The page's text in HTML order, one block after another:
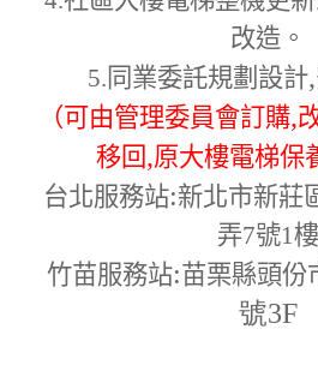
改造。
5. 同業委託規劃設計,
（可由管理委員會訂購,
移回,原大樓電梯保
台北服務站:新北市新莊
弄7號1樓
竹苗服務站:苗栗縣頭份
號3F